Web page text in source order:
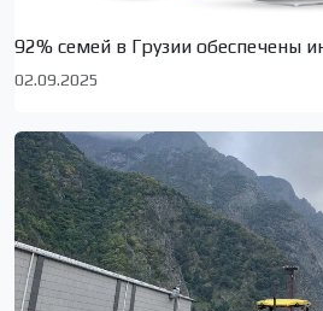
92% семей в Грузии обеспечены
02.09.2025